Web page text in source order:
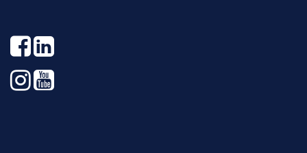
Facebook
LinkedIn
Instagram
YouTube